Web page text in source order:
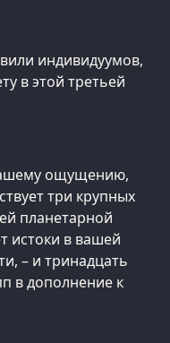
индивидуумов,
в этой третьей
ощущению,
три крупных
планетарной
истоки в вашей
– и тринадцать
в дополнение к